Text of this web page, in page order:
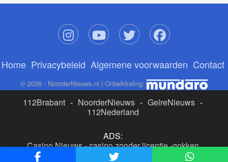
Home Privacybeleid Algemene voorwaarden Contact
© 2026 - NoorderNieuws.nl | Ontwikkeling:
112Brabant - NoorderNieuws - GelreNieuws -
112Nederland
ADS:
Casino Nieuws-casino zonder licentie-gokken
buitenlandse site
beste online casino nederland